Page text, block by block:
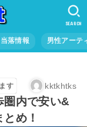
落情報 男性アーテ
SEARCH
す kktkhtks
圏内で安い&
め！